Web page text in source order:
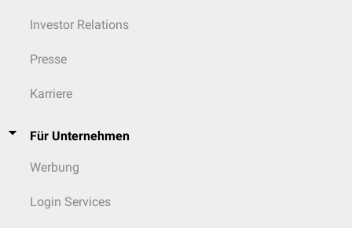
Investor Relations
Presse
Karriere
Für Unternehmen
Werbung
Login Services